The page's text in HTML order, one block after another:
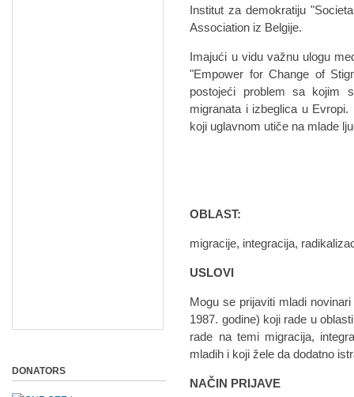
Institut za demokratiju
Association iz Belgije.
Imajući u vidu važnu ulogu
"Empower for Change of
postojeći problem sa kojim
migranata i izbeglica u
koji uglavnom utiče na mlade
OBLAST:
migracije, integracija,
USLOVI
Mogu se prijaviti mladi
1987. godine) koji rade u
rade na temi migracija,
mladih i koji žele da dodatno
NAČIN PRIJAVE
DONATORS